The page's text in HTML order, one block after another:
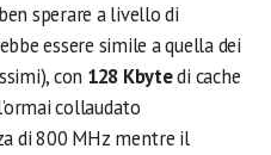
sperare a livello di
essere simile a quella dei
con 128 Kbytedi cache
collaudato
di 800 MHz mentre il